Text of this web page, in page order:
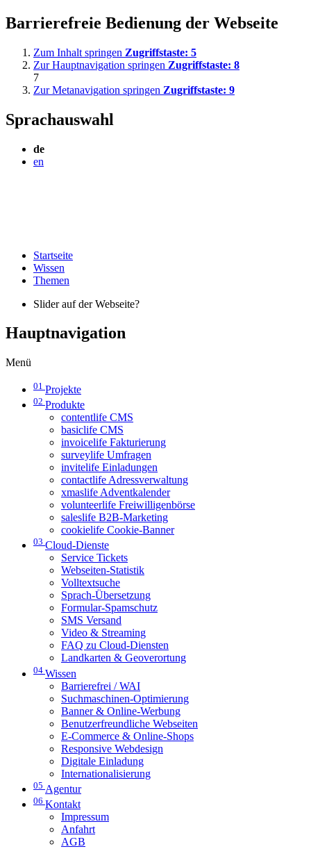
Barrierefreie Bedienung der Webseite
Zum Inhalt springen Zugriffstaste: 5
Zur Hauptnavigation springen Zugriffstaste: 8
7
Zur Metanavigation springen Zugriffstaste: 9
Sprachauswahl
de
en
Startseite
Wissen
Themen
Slider auf der Webseite?
Hauptnavigation
Menü
01 Projekte
02 Produkte
contentlife CMS
basiclife CMS
invoicelife Fakturierung
surveylife Umfragen
invitelife Einladungen
contactlife Adressverwaltung
xmaslife Adventkalender
volunteerlife Freiwilligenbörse
saleslife B2B-Marketing
cookielife Cookie-Banner
03 Cloud-Dienste
Service Tickets
Webseiten-Statistik
Volltextsuche
Sprach-Übersetzung
Formular-Spamschutz
SMS Versand
Video & Streaming
FAQ zu Cloud-Diensten
Landkarten & Geoverortung
04 Wissen
Barrierefrei / WAI
Suchmaschinen-Optimierung
Banner & Online-Werbung
Benutzerfreundliche Webseiten
E-Commerce & Online-Shops
Responsive Webdesign
Digitale Einladung
Internationalisierung
05 Agentur
06 Kontakt
Impressum
Anfahrt
AGB